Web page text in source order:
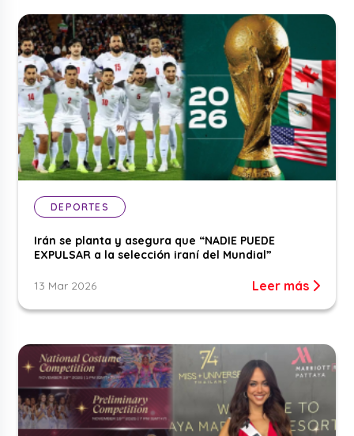
DEPORTES
Irán se planta y asegura que “NADIE PUEDE
EXPULSAR a la selección iraní del Mundial”
13 Mar 2026 Leer más